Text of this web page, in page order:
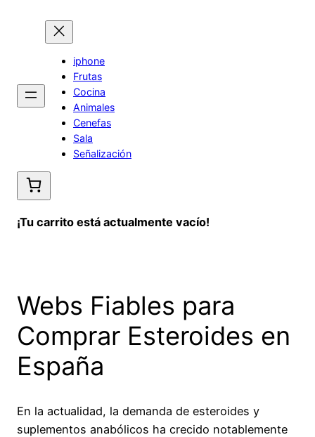
contenido
iphone
Frutas
Cocina
Animales
Cenefas
Sala
Señalización
¡Tu carrito está actualmente vacío!
Webs Fiables para
Comprar Esteroides en
España
En la actualidad, la demanda de esteroides y
suplementos anabólicos ha crecido notablemente